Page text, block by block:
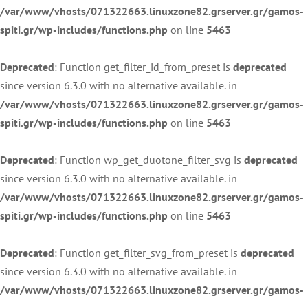
/var/www/vhosts/071322663.linuxzone82.grserver.gr/gamos-
spiti.gr/wp-includes/functions.php on line 5463
Deprecated: Function get_filter_id_from_preset is deprecated
since version 6.3.0 with no alternative available. in
/var/www/vhosts/071322663.linuxzone82.grserver.gr/gamos-
spiti.gr/wp-includes/functions.php on line 5463
Deprecated: Function wp_get_duotone_filter_svg is deprecated
since version 6.3.0 with no alternative available. in
/var/www/vhosts/071322663.linuxzone82.grserver.gr/gamos-
spiti.gr/wp-includes/functions.php on line 5463
Deprecated: Function get_filter_svg_from_preset is deprecated
since version 6.3.0 with no alternative available. in
/var/www/vhosts/071322663.linuxzone82.grserver.gr/gamos-